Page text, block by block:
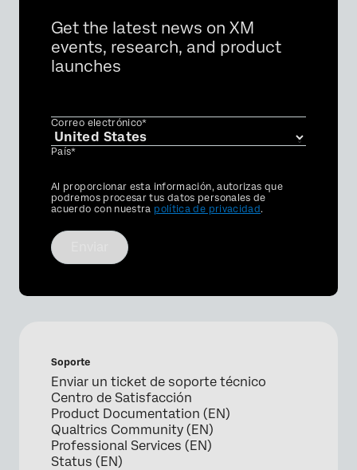
Get the latest news on XM
events, research, and product
launches
Correo electrónico*
País*
Privacy
Optin
Al proporcionar esta información, autorizas que
podremos procesar tus datos personales de
acuerdo con nuestra política de privacidad.
Soporte
Enviar un ticket de soporte técnico
Centro de Satisfacción
Product Documentation (EN)
Qualtrics Community (EN)
Professional Services (EN)
Status (EN)